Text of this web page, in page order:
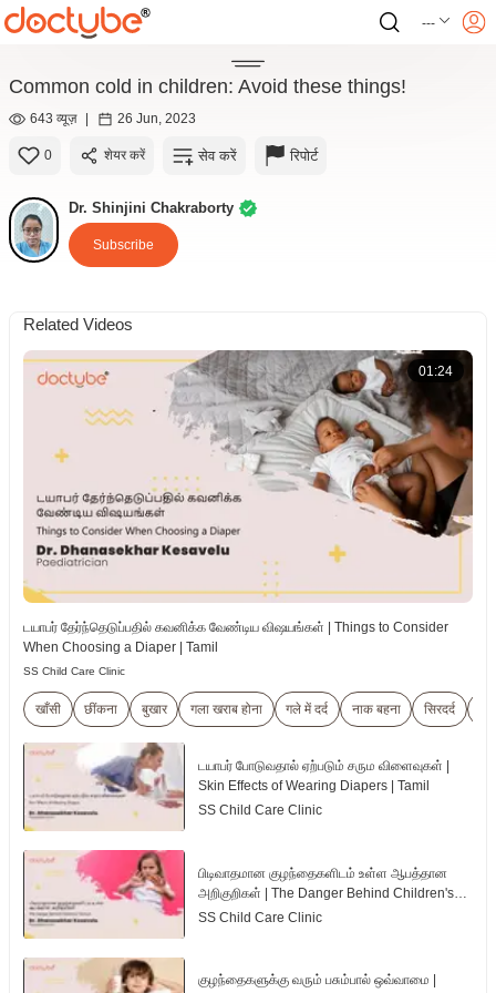
---
Common cold in children: Avoid these things!
643 व्यूज़ | 26 Jun, 2023
0 शेयर करें सेव करें रिपोर्ट
Dr. Shinjini Chakraborty
Subscribe
Related Videos
01:24
டயாபர் தேர்ந்தெடுப்பதில் கவனிக்க வேண்டிய விஷயங்கள் | Things to Consider
When Choosing a Diaper | Tamil
SS Child Care Clinic
खाँसी छींकना बुखार गला खराब होना गले में दर्द नाक बहना सिरदर्द
டயாபர் போடுவதால் ஏற்படும் சரும விளைவுகள் |
Skin Effects of Wearing Diapers | Tamil
SS Child Care Clinic
பிடிவாதமான குழந்தைகளிடம் உள்ள ஆபத்தான
அறிகுறிகள் | The Danger Behind Children's
Tantrum | Tamil
SS Child Care Clinic
குழந்தைகளுக்கு வரும் பசும்பால் ஒவ்வாமை |